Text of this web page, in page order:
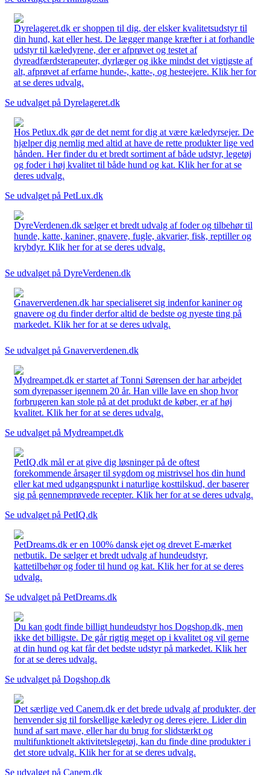
Dyrelageret.dk er shoppen til dig, der elsker kvalitetsudstyr til
din hund, kat eller hest. De lægger mange kræfter i at forhandle
udstyr til kæledyrene, der er afprøvet og testet af
dyreadfærdsterapeuter, dyrlæger og ikke mindst det vigtigste af
alt, afprøvet af erfarne hunde-, katte-, og hesteejere. Klik her for
at se deres udvalg.
Se udvalget på Dyrelageret.dk
Hos Petlux.dk gør de det nemt for dig at være kæledyrsejer. De
hjælper dig nemlig med altid at have de rette produkter lige ved
hånden. Her finder du et bredt sortiment af både udstyr, legetøj
og foder i høj kvalitet til både hund og kat. Klik her for at se
deres udvalg.
Se udvalget på PetLux.dk
DyreVerdenen.dk sælger et bredt udvalg af foder og tilbehør til
hunde, katte, kaniner, gnavere, fugle, akvarier, fisk, reptiller og
krybdyr. Klik her for at se deres udvalg.
Se udvalget på DyreVerdenen.dk
Gnaververdenen.dk har specialiseret sig indenfor kaniner og
gnavere og du finder derfor altid de bedste og nyeste ting på
markedet. Klik her for at se deres udvalg.
Se udvalget på Gnaververdenen.dk
Mydreampet.dk er startet af Tonni Sørensen der har arbejdet
som dyrepasser igennem 20 år. Han ville lave en shop hvor
forbrugeren kan stole på at det produkt de køber, er af høj
kvalitet. Klik her for at se deres udvalg.
Se udvalget på Mydreampet.dk
PetIQ.dk mål er at give dig løsninger på de oftest
forekommende årsager til sygdom og mistrivsel hos din hund
eller kat med udgangspunkt i naturlige kosttilskud, der baserer
sig på gennemprøvede recepter. Klik her for at se deres udvalg.
Se udvalget på PetIQ.dk
PetDreams.dk er en 100% dansk ejet og drevet E-mærket
netbutik. De sælger et bredt udvalg af hundeudstyr,
kattetilbehør og foder til hund og kat. Klik her for at se deres
udvalg.
Se udvalget på PetDreams.dk
Du kan godt finde billigt hundeudstyr hos Dogshop.dk, men
ikke det billigste. De går rigtig meget op i kvalitet og vil gerne
at din hund og kat får det bedste udstyr på markedet. Klik her
for at se deres udvalg.
Se udvalget på Dogshop.dk
Det særlige ved Canem.dk er det brede udvalg af produkter, der
henvender sig til forskellige kæledyr og deres ejere. Lider din
hund af sart mave, eller har du brug for slidstærkt og
multifunktionelt aktivitetslegetøj, kan du finde dine produkter i
det store udvalg. Klik her for at se deres udvalg.
Se udvalget på Canem.dk